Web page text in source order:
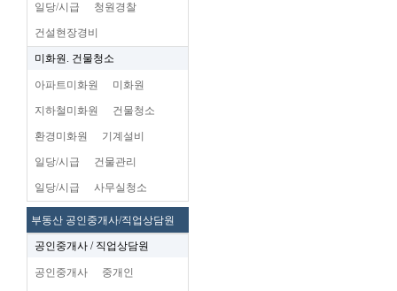
일당/시급 청원경찰
건설현장경비
미화원. 건물청소
아파트미화원 미화원
지하철미화원 건물청소
환경미화원 기계설비
일당/시급 건물관리
일당/시급 사무실청소
부동산 공인중개사/직업상담원
공인중개사 / 직업상담원
공인중개사 중개인